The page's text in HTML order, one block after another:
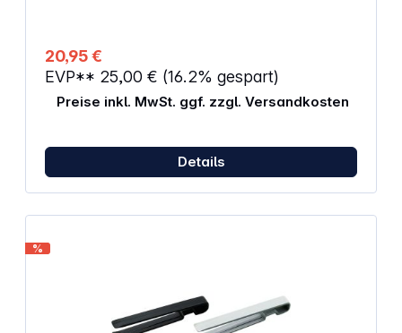
20,95 €
EVP** 25,00 € (16.2% gespart)
Preise inkl. MwSt. ggf. zzgl. Versandkosten
Details
%